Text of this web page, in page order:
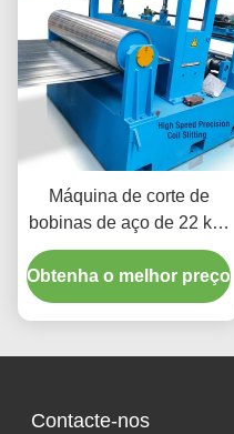
Máquina de corte de
bobinas de aço de 22 kW
com largura de placa de
400-2000 mm e lâminas
de aço de alta velocidade
Obtenha o melhor preço
Contacte-nos